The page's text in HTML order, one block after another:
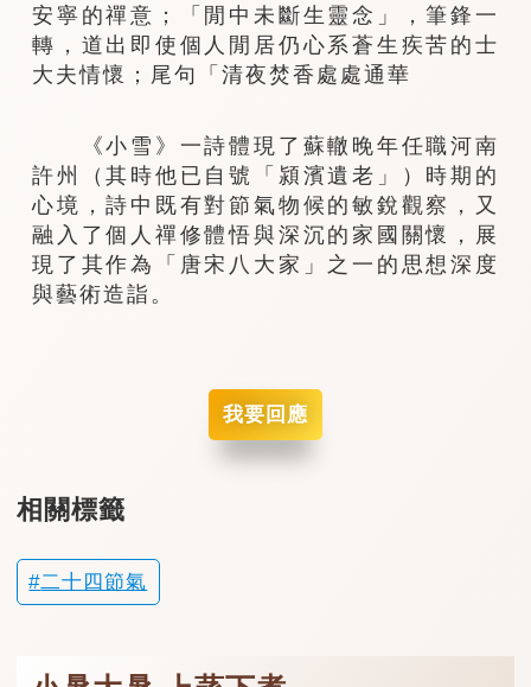
安寧的禪意；「閒中未斷生靈念」，筆鋒一
轉，道出即使個人閒居仍心系蒼生疾苦的士
大夫情懷；尾句「清夜焚香處處通華
《小雪》一詩體現了蘇轍晚年任職河南
許州（其時他已自號「潁濱遺老」）時期的
心境，詩中既有對節氣物候的敏銳觀察，又
融入了個人禪修體悟與深沉的家國關懷，展
現了其作為「唐宋八大家」之一的思想深度
與藝術造詣。
我要回應
相關標籤
二十四節氣